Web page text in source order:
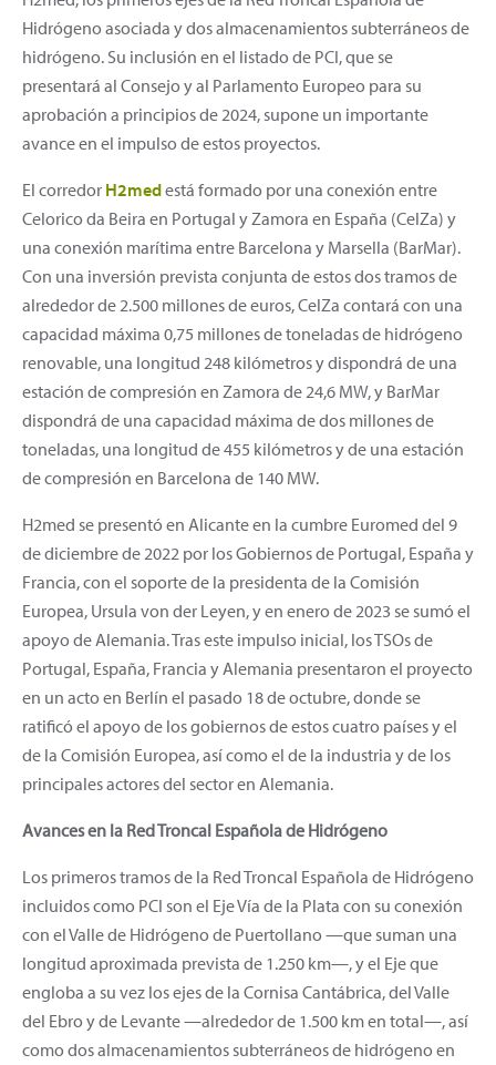
Hidrógeno asociada y dos almacenamientos subterráneos de
hidrógeno. Su inclusión en el listado de PCI, que se
presentará al Consejo y al Parlamento Europeo para su
aprobación a principios de 2024, supone un importante
avance en el impulso de estos proyectos.
El corredor H2medestá formado por una conexión entre
Celorico da Beira en Portugal y Zamora en España (CelZa) y
una conexión marítima entre Barcelona y Marsella (BarMar).
Con una inversión prevista conjunta de estos dos tramos de
alrededor de 2.500 millones de euros, CelZa contará con una
capacidad máxima 0,75 millones de toneladas de hidrógeno
renovable, una longitud 248 kilómetros y dispondrá de una
estación de compresión en Zamora de 24,6 MW, y BarMar
dispondrá de una capacidad máxima de dos millones de
toneladas, una longitud de 455 kilómetros y de una estación
de compresión en Barcelona de 140 MW.
H2med se presentó en Alicante en la cumbre Euromed del 9
de diciembre de 2022 por los Gobiernos de Portugal, España y
Francia, con el soporte de la presidenta de la Comisión
Europea, Ursula von der Leyen, y en enero de 2023 se sumó el
apoyo de Alemania. Tras este impulso inicial, los TSOs de
Portugal, España, Francia y Alemania presentaron el proyecto
en un acto en Berlín el pasado 18 de octubre, donde se
ratificó el apoyo de los gobiernos de estos cuatro países y el
de la Comisión Europea, así como el de la industria y de los
principales actores del sector en Alemania.
Avances en la Red Troncal Española de Hidrógeno
Los primeros tramos de la Red Troncal Española de Hidrógeno
incluidos como PCI son el Eje Vía de la Plata con su conexión
con el Valle de Hidrógeno de Puertollano —que suman una
longitud aproximada prevista de 1.250 km—, y el Eje que
engloba a su vez los ejes de la Cornisa Cantábrica, del Valle
del Ebro y de Levante —alrededor de 1.500 km en total—, así
como dos almacenamientos subterráneos de hidrógeno en